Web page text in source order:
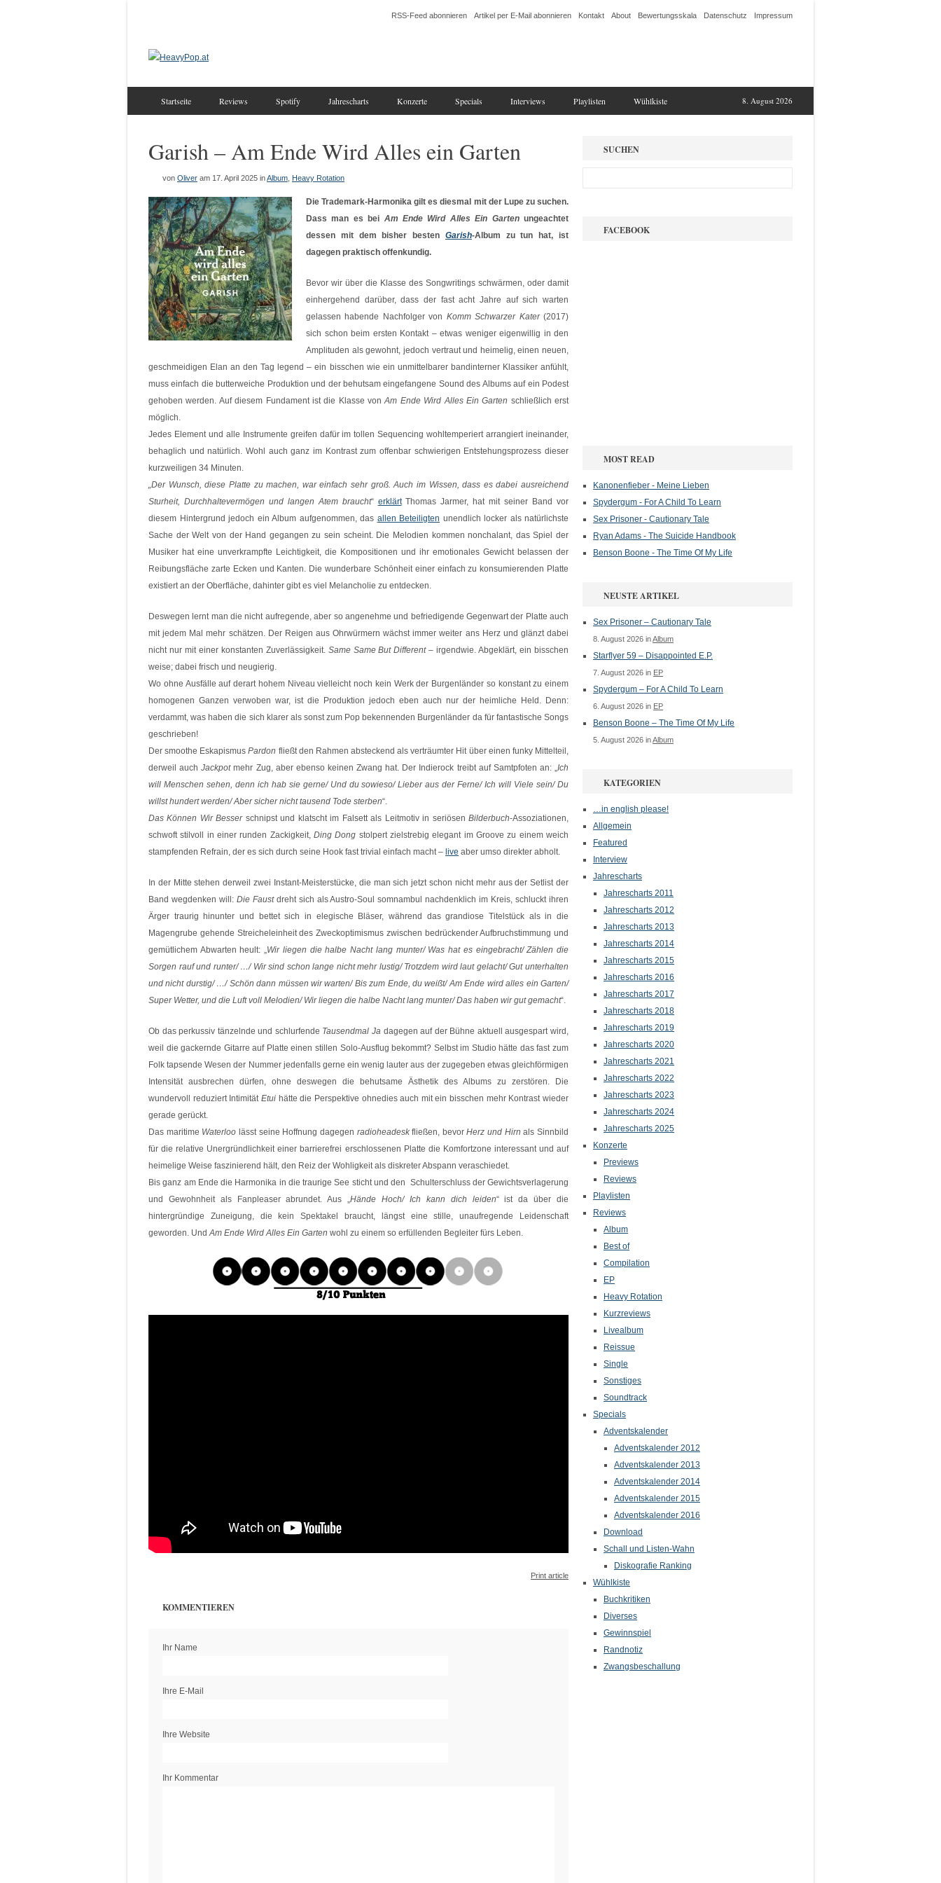
RSS-Feed abonnieren Artikel per E-Mail abonnieren Kontakt About Bewertungsskala Datenschutz Impressum
8. August 2026
Startseite Reviews Spotify Jahrescharts Konzerte Specials Interviews Playlisten Wühlkiste
Garish – Am Ende Wird Alles ein Garten
von Oliver am 17. April 2025 inAlbum Heavy Rotation
Die Trademark-Harmonika gilt es diesmal mit der Lupe zu suchen.
Dass man es bei Am Ende Wird Alles Ein Gartenungeachtet
dessen mit dem bisher besten Garish-Album zu tun hat, ist
dagegen praktisch offenkundig.
Bevor wir über die Klasse des Songwritings schwärmen, oder damit
einhergehend darüber, dass der fast acht Jahre auf sich warten
gelassen habende Nachfolger von Komm Schwarzer Kater(2017)
sich schon beim ersten Kontakt – etwas weniger eigenwillig in den
Amplituden als gewohnt, jedoch vertraut und heimelig, einen neuen,
geschmeidigen Elan an den Tag legend – ein bisschen wie ein unmittelbarer bandinterner Klassiker anfühlt,
muss einfach die butterweiche Produktion und der behutsam eingefangene Sound des Albums auf ein Podest
gehoben werden. Auf diesem Fundament ist die Klasse vonAm Ende Wird Alles Ein Garten schließlich erst
möglich.
Jedes Element und alle Instrumente greifen dafür im tollen Sequencing wohltemperiert arrangiert ineinander,
behaglich und natürlich. Wohl auch ganz im Kontrast zum offenbar schwierigen Entstehungsprozess dieser
kurzweiligen 34 Minuten.
„Der Wunsch, diese Platte zu machen, war einfach sehr groß. Auch im Wissen, dass es dabei ausreichend
Sturheit, Durchhaltevermögen und langen Atem braucht“ erklärtThomas Jarmer, hat mit seiner Band vor
diesem Hintergrund jedoch ein Album aufgenommen, das allen Beteiligten unendlich locker als natürlichste
Sache der Welt von der Hand gegangen zu sein scheint. Die Melodien kommen nonchalant, das Spiel der
Musiker hat eine unverkrampfte Leichtigkeit, die Kompositionen und ihr emotionales Gewicht belassen der
Reibungsfläche zarte Ecken und Kanten. Die wunderbare Schönheit einer einfach zu konsumierenden Platte
existiert an der Oberfläche, dahinter gibt es viel Melancholie zu entdecken.
Deswegen lernt man die nicht aufregende, aber so angenehme und befriedigende Gegenwart der Platte auch
mit jedem Mal mehr schätzen. Der Reigen aus Ohrwürmern wächst immer weiter ans Herz und glänzt dabei
nicht nur mit einer konstanten Zuverlässigkeit. Same Same But Different –irgendwie. Abgeklärt, ein bisschen
weise; dabei frisch und neugierig.
Wo ohne Ausfälle auf derart hohem Niveau vielleicht noch kein Werk der Burgenländer so konstant zu einem
homogenen Ganzen verwoben war, ist die Produktion jedoch eben auch nur der heimliche Held. Denn:
verdammt, was haben die sich klarer als sonst zum Pop bekennenden Burgenländer da für fantastische Songs
geschrieben!
Der smoothe EskapismusPardon fließt den Rahmen absteckend als verträumter Hit über einen funky Mittelteil,
derweil auchJackpotmehr Zug, aber ebenso keinen Zwang hat. Der Indierock treibt auf Samtpfoten an: „Ich
will Menschen sehen, denn ich hab sie gerne/ Und du sowieso/ Lieber aus der Ferne/ Ich will Viele sein/ Du
willst hundert werden/ Aber sicher nicht tausend Tode sterben“.
Das Können Wir Besserschnipst und klatscht im Falsett als Leitmotiv in seriösenBilderbuch-Assoziationen,
schwoft stilvoll in einer runden Zackigkeit, Ding Dong stolpert zielstrebig elegant im Groove zu einem weich
stampfenden Refrain, der es sich durch seine Hook fast trivial einfach macht – live aber umso direkter abholt.
In der Mitte stehen derweil zwei Instant-Meisterstücke, die man sich jetzt schon nicht mehr aus der Setlist der
Band wegdenken will: Die Faustdreht sich als Austro-Soul somnambul nachdenklich im Kreis, schluckt ihren
Ärger traurig hinunter und bettet sich in elegische Bläser, während das grandiose Titelstück als in die
Magengrube gehende Streicheleinheit des Zweckoptimismus zwischen bedrückender Aufbruchstimmung und
gemütlichem Abwarten heult: „Wir liegen die halbe Nacht lang munter/ Was hat es eingebracht/ Zählen die
Sorgen rauf und runter/ …/ Wir sind schon lange nicht mehr lustig/ Trotzdem wird laut gelacht/ Gut unterhalten
und nicht durstig/ …/ Schön dann müssen wir warten/ Bis zum Ende, du weißt/ Am Ende wird alles ein Garten/
Super Wetter, und die Luft voll Melodien/ Wir liegen die halbe Nacht lang munter/ Das haben wir gut gemacht“.
Ob das perkussiv tänzelnde und schlurfende Tausendmal Ja dagegen auf der Bühne aktuell ausgespart wird,
weil die gackernde Gitarre auf Platte einen stillen Solo-Ausflug bekommt? Selbst im Studio hätte das fast zum
Folk tapsende Wesen der Nummer jedenfalls gerne ein wenig lauter aus der zugegeben etwas gleichförmigen
Intensität ausbrechen dürfen, ohne deswegen die behutsame Ästhetik des Albums zu zerstören. Die
wundervoll reduziert Intimität Etuihätte die Perspektive ohnedies auch mit ein bisschen mehr Kontrast wieder
gerade gerückt.
Das maritime Waterloo lässt seine Hoffnung dagegen radioheadeskfließen, bevorHerz und Hirn als Sinnbild
für die relative Unergründlichkeit einer barrierefrei erschlossenen Platte die Komfortzone interessant und auf
heimelige Weise faszinierend hält, den Reiz der Wohligkeit als diskreter Abspann veraschiedet.
Bis ganz am Ende die Harmonika in die traurige See sticht und den Schulterschluss der Gewichtsverlagerung
und Gewohnheit als Fanpleaser abrundet. Aus „Hände Hoch/ Ich kann dich leiden“ ist da über die
hintergründige Zuneigung, die kein Spektakel braucht, längst eine stille, unaufregende Leidenschaft
geworden. UndAm Ende Wird Alles Ein Garten wohl zu einem so erfüllenden Begleiter fürs Leben.
Print article
KOMMENTIEREN
Ihr Name
Ihre E-Mail
Ihre Website
Ihr Kommentar
SUCHEN
FACEBOOK
MOST READ
Kanonenfieber - Meine Lieben
Spydergum - For A Child To Learn
Sex Prisoner - Cautionary Tale
Ryan Adams - The Suicide Handbook
Benson Boone - The Time Of My Life
NEUSTE ARTIKEL
Sex Prisoner – Cautionary Tale
8. August 2026 inAlbum
Starflyer 59 – Disappointed E.P.
7. August 2026 in EP
Spydergum – For A Child To Learn
6. August 2026 in EP
Benson Boone – The Time Of My Life
5. August 2026 inAlbum
KATEGORIEN
…in english please!
Allgemein
Featured
Interview
Jahrescharts
Jahrescharts 2011
Jahrescharts 2012
Jahrescharts 2013
Jahrescharts 2014
Jahrescharts 2015
Jahrescharts 2016
Jahrescharts 2017
Jahrescharts 2018
Jahrescharts 2019
Jahrescharts 2020
Jahrescharts 2021
Jahrescharts 2022
Jahrescharts 2023
Jahrescharts 2024
Jahrescharts 2025
Konzerte
Previews
Reviews
Playlisten
Reviews
Album
Best of
Compilation
EP
Heavy Rotation
Kurzreviews
Livealbum
Reissue
Single
Sonstiges
Soundtrack
Specials
Adventskalender
Adventskalender 2012
Adventskalender 2013
Adventskalender 2014
Adventskalender 2015
Adventskalender 2016
Download
Schall und Listen-Wahn
Diskografie Ranking
Wühlkiste
Buchkritiken
Diverses
Gewinnspiel
Randnotiz
Zwangsbeschallung